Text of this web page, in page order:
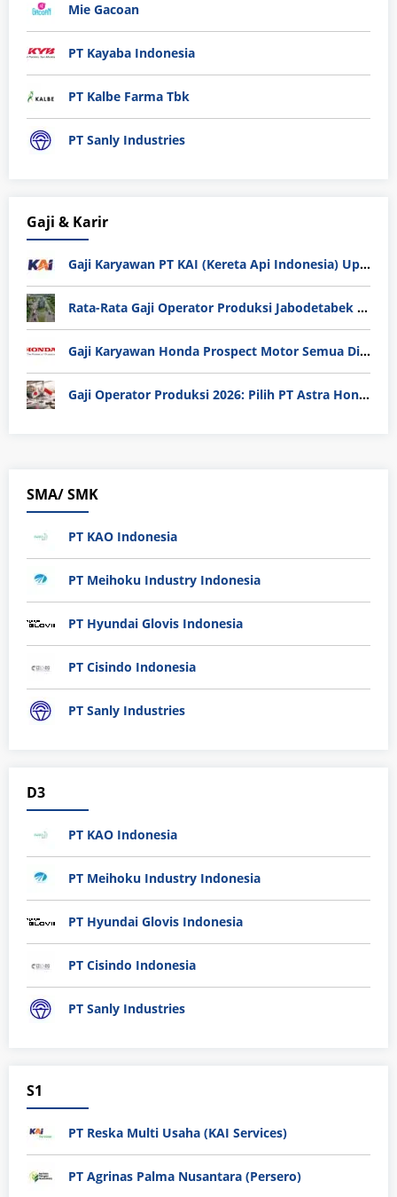
Mie Gacoan
PT Kayaba Indonesia
PT Kalbe Farma Tbk
PT Sanly Industries
Gaji & Karir
Gaji Karyawan PT KAI (Kereta Api Indonesia) Update 2025
Rata-Rata Gaji Operator Produksi Jabodetabek 2025: Bedah Tuntas UMK, Lemburan, dan Realita Hidup Buruh
Gaji Karyawan Honda Prospect Motor Semua Divisi
Gaji Operator Produksi 2026: Pilih PT Astra Honda Motor (AHM) atau Manufaktur di Jepang?
SMA/ SMK
PT KAO Indonesia
PT Meihoku Industry Indonesia
PT Hyundai Glovis Indonesia
PT Cisindo Indonesia
PT Sanly Industries
D3
PT KAO Indonesia
PT Meihoku Industry Indonesia
PT Hyundai Glovis Indonesia
PT Cisindo Indonesia
PT Sanly Industries
S1
PT Reska Multi Usaha (KAI Services)
PT Agrinas Palma Nusantara (Persero)